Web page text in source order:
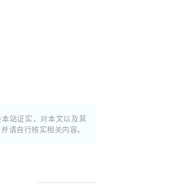
站证实，对本文以及其
请自行核实相关内容。